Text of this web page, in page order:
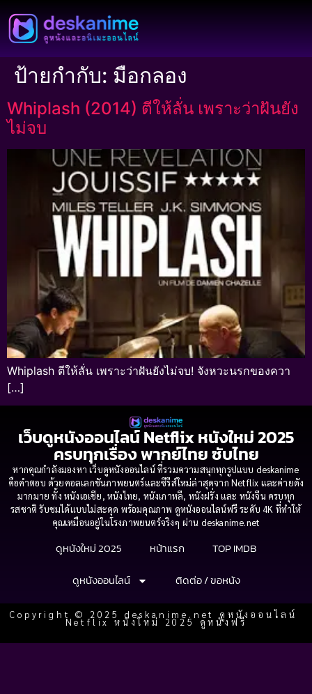
ป้ายกำกับ: มือกลอง
Whiplash (2014) ตีให้ลั่น เพราะว่าฝันยัง
ไม่จบ
Whiplash ตีให้ลั่น เพราะว่าฝันยังไม่จบ! จังหวะนรกของควา
[…]
เว็บดูหนังออนไลน์ Netflix หนังใหม่ 2025
ครบทุกเรื่อง พากย์ไทย ซับไทย
หากคุณกำลังมองหา เว็บดูหนังออนไลน์ ที่รวมความสนุกทุกรูปแบบ deskanime
คือคำตอบ ด้วยคอลเลกชันภาพยนตร์และซีรีส์ใหม่ล่าสุดจาก Netflix และค่ายดัง
มากมาย ทั้ง หนังเอเชีย, หนังไทย, หนังเกาหลี, หนังฝรั่ง และ หนังจีน ครบทุก
รสชาติ รับชมได้แบบไม่สะดุด พร้อมคุณภาพ ดูหนังออนไลน์ฟรี ระดับ 4K ที่ทำให้
คุณเหมือนอยู่ในโรงภาพยนตร์จริงๆ ผ่าน deskanime.net
ดูหนังใหม่ 2025 หน้าแรก
TOP IMDB
ดูหนังออนไลน์
ติดต่อ / ขอหนัง
Copyright © 2025 deskanime.net ดูหนังออนไลน์
Netflix หนังใหม่ 2025 ดูหนังฟรี